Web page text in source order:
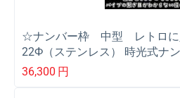
☆ナンバー枠 中型 レトロに
22Ф（ステンレス） 時光式ナ
36,300 円